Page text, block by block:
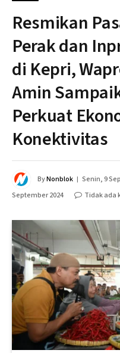
Resmikan
Perak dan
di Kepri,
Amin
Perkuat
Konektivitas
ByNonblok Senin, 9
September 2024
Tidak ada